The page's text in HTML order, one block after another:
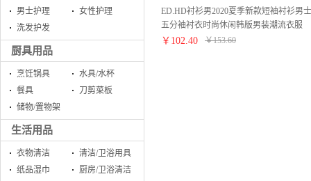
男士护理
女性护理
洗发护发
厨具用品
烹饪锅具
水具/水杯
餐具
刀剪菜板
储物/置物架
生活用品
衣物清洁
清洁/卫浴用具
纸品湿巾
厨房/卫浴清洁
ED.HD衬衫男2020夏季新款短袖衬衫男士
五分袖衬衣时尚休闲韩版男装潮流衣服
6028浅灰色 XL
￥ 102.40 ￥153.60